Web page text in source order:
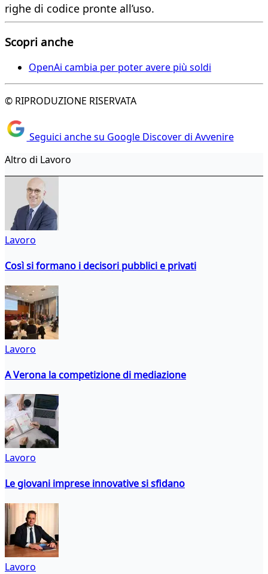
righe di codice pronte all’uso.
Scopri anche
OpenAi cambia per poter avere più soldi
© RIPRODUZIONE RISERVATA
Seguici anche su Google Discover di Avvenire
Altro di Lavoro
Lavoro
Così si formano i decisori pubblici e privati
Lavoro
A Verona la competizione di mediazione
Lavoro
Le giovani imprese innovative si sfidano
Lavoro